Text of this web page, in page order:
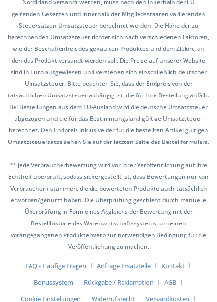
Nordirland versandt werden, muss nach den innerhalb der EU
geltenden Gesetzen und innerhalb der Mitgliedsstaaten variierenden
Steuersätzen Umsatzsteuer berechnet werden. Die Höhe der zu
berechnenden Umsatzsteuer richtet sich nach verschiedenen Faktoren,
wie der Beschaffenheit des gekauften Produktes und dem Zielort, an
den das Produkt versandt werden soll. Die Preise auf unserer Website
sind in Euro ausgewiesen und verstehen sich einschließlich deutscher
Umsatzsteuer. Bitte beachten Sie, dass der Endpreis von der
tatsächlichen Umsatzsteuer abhängig ist, die für Ihre Bestellung anfällt.
Bei Bestellungen aus dem EU-Ausland wird die deutsche Umsatzsteuer
abgezogen und die für das Bestimmungsland gültige Umsatzsteuer
berechnet. Den Endpreis inklusive der für die bestellten Artikel gültigen
Umsatzsteuersätze sehen Sie auf der letzten Seite des Bestellformulars.
** Jede Verbraucherbewertung wird vor ihrer Veröffentlichung auf ihre
Echtheit überprüft, sodass sichergestellt ist, dass Bewertungen nur von
Verbrauchern stammen, die die bewerteten Produkte auch tatsächlich
erworben/genutzt haben. Die Überprüfung geschieht durch manuelle
Überprüfung in Form eines Abgleichs der Bewertung mit der
Bestellhistorie des Warenwirtschaftssystems, um einen
vorangegangenen Produkterwerb zur notwendigen Bedingung für die
Veröffentlichung zu machen.
FAQ - Häufige Fragen Anfrage Ersatzteile
Kontakt
Bonussystem
Rückgabe / Reklamation
AGB
Cookie Einstellungen
Widerrufsrecht Versandkosten